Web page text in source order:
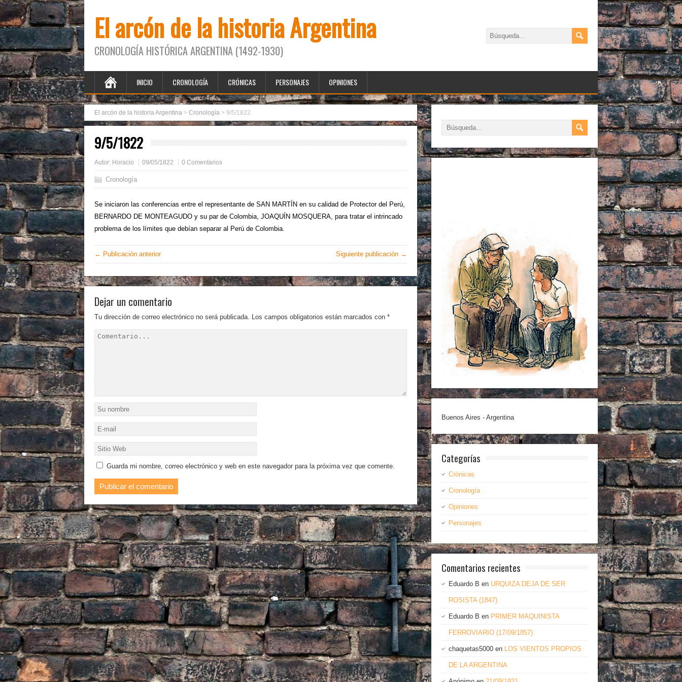
El arcón de la historia Argentina
CRONOLOGÍA HISTÓRICA ARGENTINA (1492-1930)
INICIO CRONOLOGÍA CRÓNICAS PERSONAJES OPINIONES
El arcón de la historia Argentina > Cronología > 9/5/1822
9/5/1822
Autor: Horacio 09/05/1822 0 Comentarios
Cronología
Se iniciaron las conferencias entre el representante de SAN MARTÍN en su calidad de Protector del Perú,
BERNARDO DE MONTEAGUDO y su par de Colombia, JOAQUÍN MOSQUERA, para tratar el intrincado
problema de los límites que debían separar al Perú de Colombia.
← Publicación anterior Siguiente publicación →
Dejar un comentario
Tu dirección de correo electrónico no será publicada. Los campos obligatorios están marcados con *
Guarda mi nombre, correo electrónico y web en este navegador para la próxima vez que comente.
Buenos Aires - Argentina
Categorías
Crónicas
Cronología
Opiniones
Personajes
Comentarios recientes
Eduardo B en URQUIZA DEJA DE SER
ROSISTA (1847)
Eduardo B en PRIMER MAQUINISTA
FERROVIARIO (17/09/1857)
chaquetas5000 en LOS VIENTOS PROPIOS
DE LA ARGENTINA